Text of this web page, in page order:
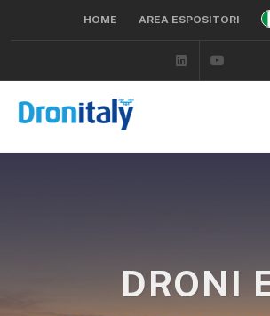
HOME AREA ESPOSITORI
Linkedin
DRONI